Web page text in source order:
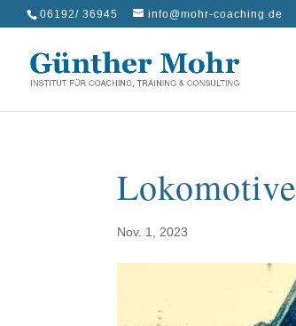
06192/ 36945 info@mohr-coaching.de
Lokomotive
Nov. 1, 2023